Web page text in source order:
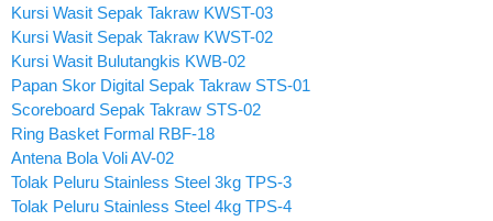
Kursi Wasit Sepak Takraw KWST-03
Kursi Wasit Sepak Takraw KWST-02
Kursi Wasit Bulutangkis KWB-02
Papan Skor Digital Sepak Takraw STS-01
Scoreboard Sepak Takraw STS-02
Ring Basket Formal RBF-18
Antena Bola Voli AV-02
Tolak Peluru Stainless Steel 3kg TPS-3
Tolak Peluru Stainless Steel 4kg TPS-4